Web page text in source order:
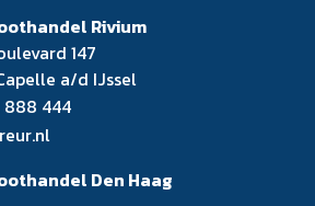
Rivium
147
a/d IJssel
444
Den Haag